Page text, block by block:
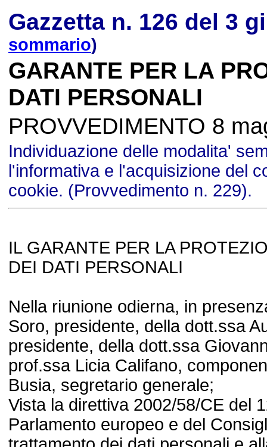
Gazzetta n. 126 del 3
sommario)
GARANTE PER LA
DATI PERSONALI
PROVVEDIMENTO 8
Individuazione delle modalita'
l'informativa e l'acquisizione del
cookie. (Provvedimento n. 229).
IL GARANTE PER LA
DEI DATI PERSONALI
Nella riunione odierna, in
Soro, presidente, della dott.ssa
presidente, della dott.ssa
prof.ssa Licia Califano,
Busia, segretario generale;
Vista la direttiva 2002/58/CE del
Parlamento europeo e del